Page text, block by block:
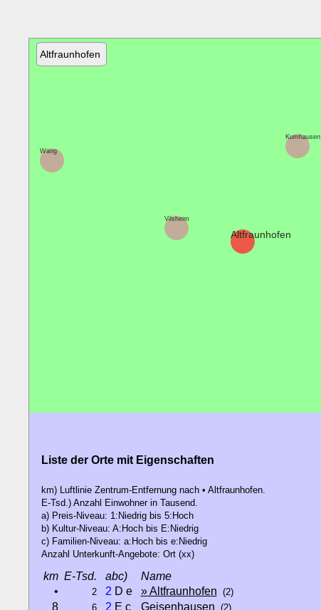
Altfraunhofen
Altfraunhofen
Vilsheim
Wang
Kumhausen
Liste der Orte mit Eigenschaften
km) Luftlinie Zentrum-Entfernung nach • Altfraunhofen.
E-Tsd.) Anzahl Einwohner in Tausend.
a) Preis-Niveau: 1:Niedrig bis 5:Hoch
b) Kultur-Niveau: A:Hoch bis E:Niedrig
c) Familien-Niveau: a:Hoch bis e:Niedrig
Anzahl Unterkunft-Angebote: Ort (xx)
km E-Tsd. abc)
Name
•
2 2 D e » Altfraunhofen (2)
8 6 2 E c Geisenhausen (2)